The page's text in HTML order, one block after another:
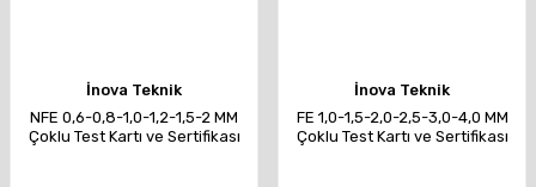
İnova Teknik
NFE 0,6-0,8-1,0-1,2-1,5-2 MM
Çoklu Test Kartı ve Sertifikası
İnova Teknik
FE 1,0-1,5-2,0-2,5-3,0-4,0 MM
Çoklu Test Kartı ve Sertifikası